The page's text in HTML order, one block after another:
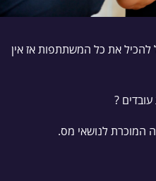
להכיל את כל המשתתפות אז אין
?
המוכרת לנושאי מס.